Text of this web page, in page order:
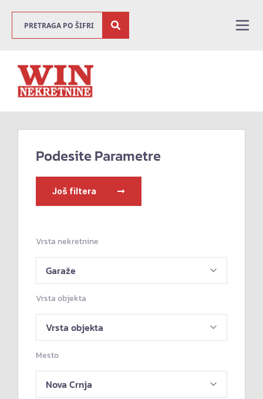
Podesite Parametre
Još filtera
Vrsta nekretnine
Vrsta objekta
Mesto